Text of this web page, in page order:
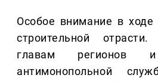
Особое внимание в ходе
строительной
главам регионов и
антимонопольной